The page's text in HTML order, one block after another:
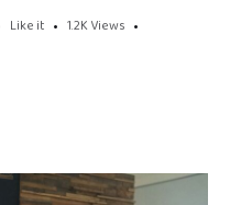
Like it 1.2K Views